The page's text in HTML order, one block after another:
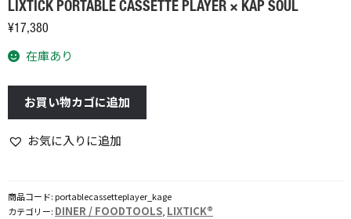
LIXTICK PORTABLE CASSETTE PLAYER × KAP SOUL
¥ 17,380
在庫あり
LIXTICK
PORTABLE
CASSETTE
PLAYER
SOUL
お買い物カゴに追加
お気に入りに追加
商品コード: portablecassetteplayer_kage
カテゴリー: DINER / FOODTOOLS LIXTICK®